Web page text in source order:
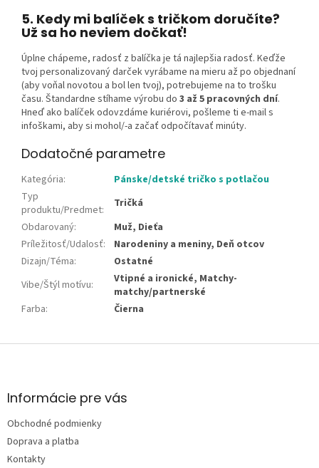
5. Kedy mi balíček s tričkom doručíte?
Už sa ho neviem dočkať!
Úplne chápeme, radosť z balíčka je tá najlepšia radosť. Keďže
tvoj personalizovaný darček vyrábame na mieru až po objednaní
(aby voňal novotou a bol len tvoj), potrebujeme na to trošku
času. Štandardne stíhame výrobu do 3 až 5 pracovných dní.
Hneď ako balíček odovzdáme kuriérovi, pošleme ti e-mail s
infoškami, aby si mohol/-a začať odpočítavať minúty.
Dodatočné parametre
Kategória:
Pánske/detské tričko s potlačou
Typ
produktu/Predmet:
Tričká
Obdarovaný:
Muž, Dieťa
Príležitosť/Udalosť:
Narodeniny a meniny, Deň otcov
Dizajn/Téma:
Ostatné
Vibe/Štýl motívu:
Vtipné a ironické, Matchy-
matchy/partnerské
Farba: Čierna
Z
ä
e
Informácie pre vás
Obchodné podmienky
Doprava a platba
Kontakty